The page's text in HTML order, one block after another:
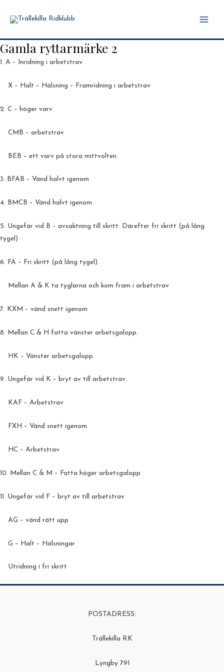
Gamla ryttarmärke 2
1. A – Inridning i arbetstrav
X – Halt – Hälsning – Framridning i arbetstrav
2. C – höger varv
CMB – arbetstrav
BEB – ett varv på stora mittvolten
3. BFAB – Vänd halvt igenom
4. BMCB – Vänd halvt igenom
5. Ungefär vid B – avsaktning till skritt. Därefter fri skritt (på lång
tygel)
6. FA – Fri skritt (på lång tygel).
Mellan A & K ta tyglarna och kom fram i arbetstrav
7. KXM – vänd snett igenom
8. Mellan C & H fatta vänster arbetsgalopp.
HK – Vänster arbetsgalopp
9. Ungefär vid K – bryt av till arbetstrav.
KAF – Arbetstrav
FXH – Vänd snett igenom
HC – Arbetstrav
10. Mellan C & M – Fatta höger arbetsgalopp
11. Ungefär vid F – bryt av till arbetstrav
AG – vänd rätt upp
G – Halt – Hälsningar
Utridning i fri skritt
POSTADRESS:
Trällekilla RK
Lyngby 791